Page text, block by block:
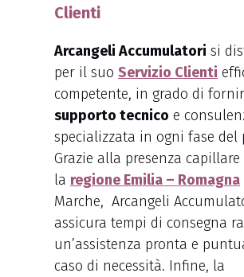
Clienti
Arcangeli Accumulatori si
per il suo Servizio Clienti
competente, in grado di
supporto tecnico e
specializzata in ogni fase del
Grazie alla presenza
la regione Emilia – Romagna
Marche, Arcangeli
assicura tempi di consegna
un’assistenza pronta e
caso di necessità. Infine, la